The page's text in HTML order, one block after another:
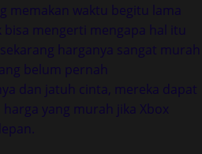
memakan waktu begitu lama
bisa mengerti mengapa hal itu
harganya sangat murah
belum pernah
dan jatuh cinta, mereka dapat
yang murah jika Xbox